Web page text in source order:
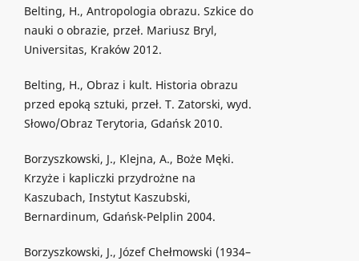
Belting, H., Antropologia obrazu. Szkice do
nauki o obrazie, przeł. Mariusz Bryl,
Universitas, Kraków 2012.
Belting, H., Obraz i kult. Historia obrazu
przed epoką sztuki, przeł. T. Zatorski, wyd.
Słowo/Obraz Terytoria, Gdańsk 2010.
Borzyszkowski, J., Klejna, A., Boże Męki.
Krzyże i kapliczki przydrożne na
Kaszubach, Instytut Kaszubski,
Bernardinum, Gdańsk-Pelplin 2004.
Borzyszkowski, J., Józef Chełmowski (1934–